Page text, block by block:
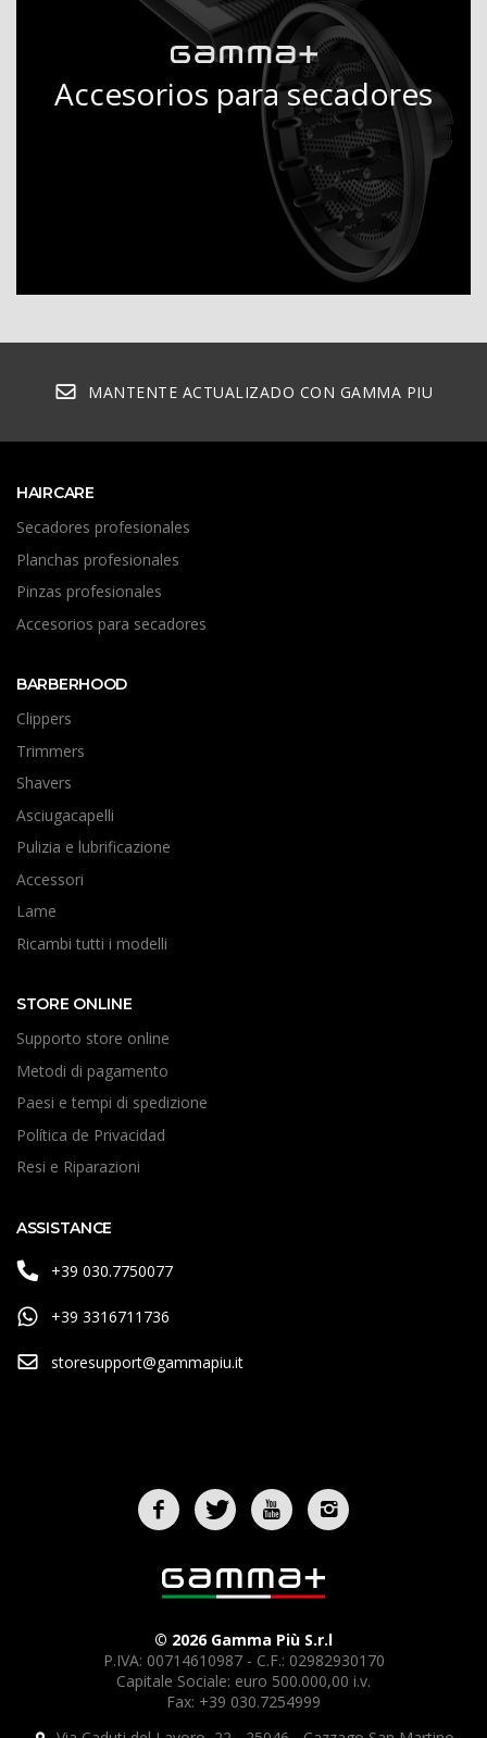
Accesorios para secadores
DESCUBRIR
MANTENTE ACTUALIZADO CON GAMMA PIU
HAIRCARE
Secadores profesionales
Planchas profesionales
Pinzas profesionales
Accesorios para secadores
BARBERHOOD
Clippers
Trimmers
Shavers
Asciugacapelli
Pulizia e lubrificazione
Accessori
Lame
Ricambi tutti i modelli
STORE ONLINE
Supporto store online
Metodi di pagamento
Paesi e tempi di spedizione
Política de Privacidad
Resi e Riparazioni
ASSISTANCE
+39 030.7750077
+39 3316711736
storesupport@gammapiu.it
© 2026 Gamma Più S.r.l
P.IVA: 00714610987 - C.F.: 02982930170
Capitale Sociale: euro 500.000,00 i.v.
Fax: +39 030.7254999